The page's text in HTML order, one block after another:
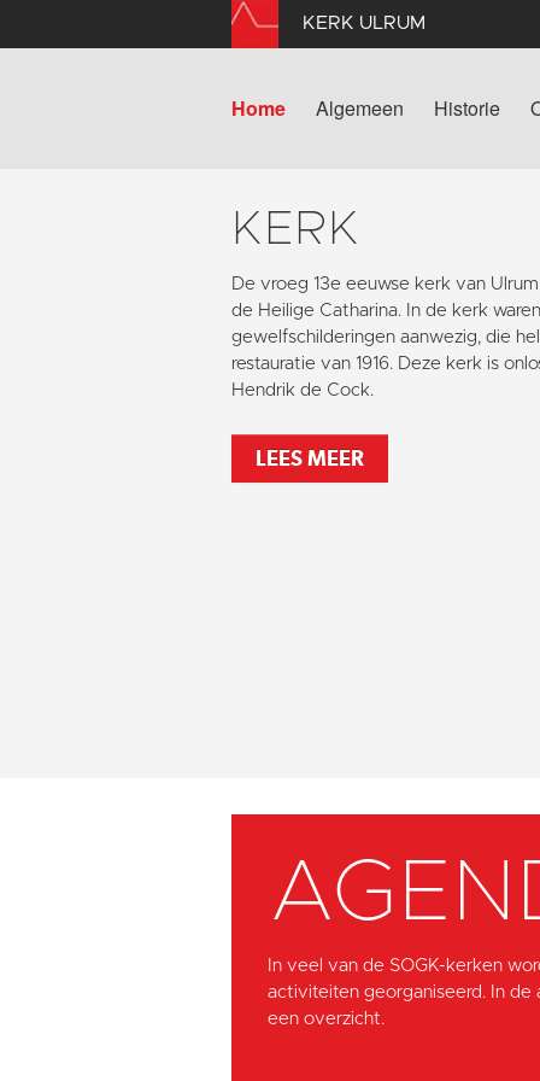
KERK ULRUM
Home Algemeen Historie
KERK
De vroeg 13e eeuwse kerk van
de Heilige Catharina. In de kerk
gewelfschilderingen aanwezig, die
restauratie van 1916. Deze kerk is
Hendrik de Cock.
LEES MEER
In veel van de SOGK-kerken
activiteiten georganiseerd. In de
een overzicht.